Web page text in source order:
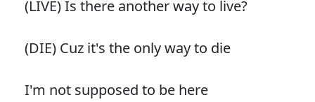
(LIVE) Is there another way to live?
(DIE) Cuz it's the only way to die
I'm not supposed to be here